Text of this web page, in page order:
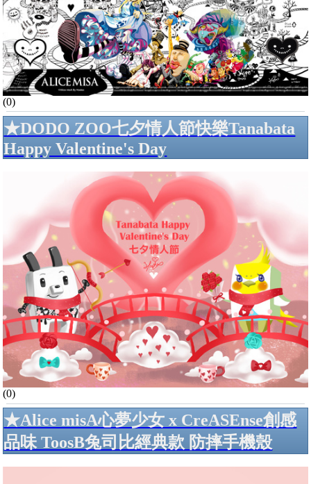
(0)
★DODO ZOO七夕情人節快樂Tanabata
Happy Valentine's Day
(0)
★Alice misA心夢少女 x CreASEnse創感
品味 ToosB兔司比經典款 防摔手機殼